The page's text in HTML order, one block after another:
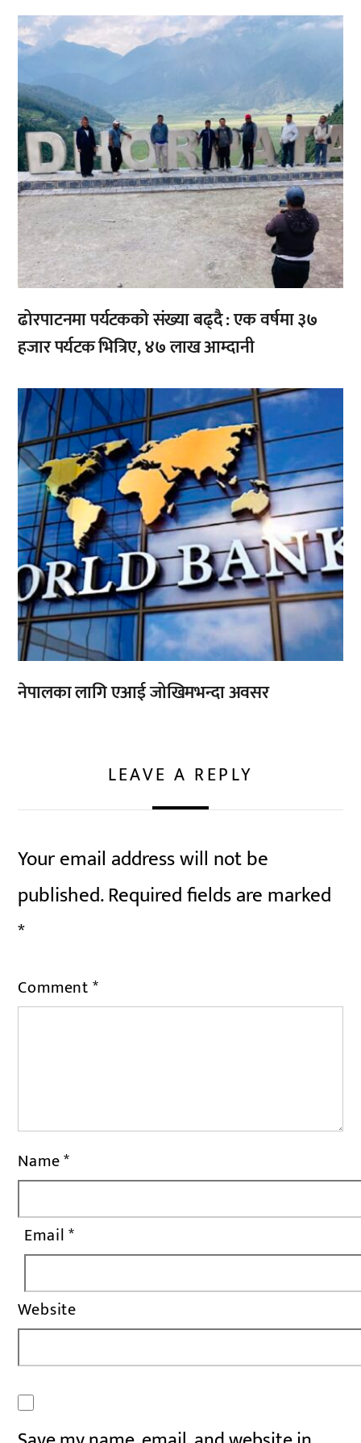
,,
ढोरपाटनमा पर्यटकको संख्या बढ्दै : एक वर्षमा ३७
हजार पर्यटक भित्रिए, ४७ लाख आम्दानी
नेपालका लागि एआई जोखिमभन्दा अवसर
LEAVE A REPLY
Your email address will not be
published.Required fields are marked
*
Comment*
Name*
Email*
Website